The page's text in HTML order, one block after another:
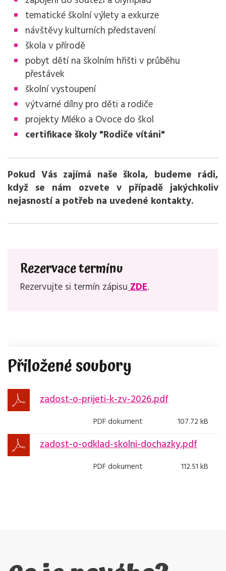
tematické školní výlety a exkurze
návštěvy kulturních představení
škola v přírodě
pobyt dětí na školním hřišti v průběhu
přestávek
školní vystoupení
výtvarné dílny pro děti a rodiče
projekty Mléko a Ovoce do škol
certifikace školy "Rodiče vítáni"
Pokud Vás zajímá naše škola, budeme rádi,
když se nám ozvete v případě jakýchkoliv
nejasností a potřeb na uvedené kontakty.
Rezervace termínu
Rezervujte si termín zápisu ZDE.
Přiložené soubory
zadost-o-prijeti-k-zv-2026.pdf
PDF dokument 107.72 kB
zadost-o-odklad-skolni-dochazky.pdf
PDF dokument 112.51 kB